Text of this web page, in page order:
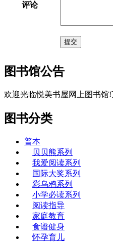
评论
提交
图书馆公告
欢迎光临悦美书屋网上图书
图书分类
普本
贝贝熊系列
我爱阅读系列
国际大奖系列
彩乌鸦系列
小学必读系列
阅读指导
家庭教育
食谱健身
怀孕育儿